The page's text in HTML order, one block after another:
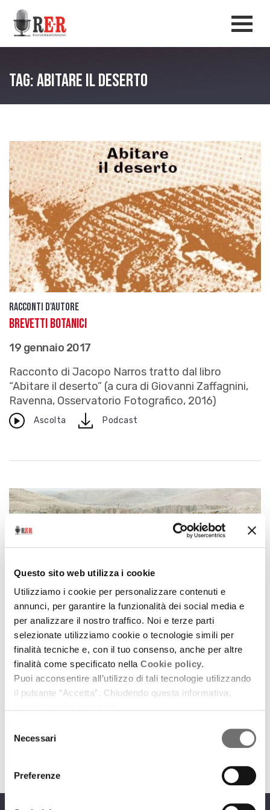
Questo sito web utilizza i cookie
Utilizziamo i cookie per personalizzare contenuti e
annunci, per garantire la funzionalità dei social media e
per analizzare il nostro traffico. Noi e terze parti
selezionate utilizziamo cookie o tecnologie simili per
finalità tecniche e, con il tuo consenso, anche per altre
finalità come specificato nella Cookie policy.
Puoi acconsentire all’utilizzo di tali tecnologie utilizzando
il pulsante “Accetta”. Chiudendo questa informativa,
delNecessari
Preferenze
Salta al contenuto principale
Tag: Abitare il deserto
Racconti d'autore
Brevetti botanici
19 gennaio 2017
Racconto di Jacopo Narros tratto dal libro
“Abitare il deserto” (a cura di Giovanni Zaffagnini,
Ravenna, Osservatorio Fotografico, 2016)
Ascolta downloadPodcast
Mostre
Il deserto tra noi
23 settembre 2016
Ascolta